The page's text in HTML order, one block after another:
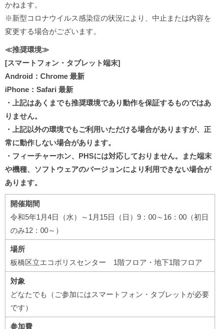
かねます。
※新型コロナウイルス感染症の状況により、中止または内容を
変更する場合がございます。
≪推奨環境≫
[スマートフォン・タブレット端末]
Android：Chrome 最新
iPhone：Safari 最新
・上記はあくまでも推奨環境であり動作を保証するものではあ
りません。
・上記以外の環境でもご利用いただける場合がありますが、正
常に動作しない場合があります。
・フィーチャーホン、PHSには対応しておりません。また端末
や機種、ソフトウェアのバージョンにより利用できない場合が
あります。
開催期間
令和5年1月4日（水）～1月15日（日）9：00～16：00（初日
のみ12：00～）
場所
板橋区立エコポリスセンター 1階フロア・地下1階フロア
対象
どなたでも（ご参加にはスマートフォン・タブレットが必要
です）
参加費